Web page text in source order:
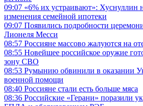
09:07 «6% их устраивают»: Хуснуллин
изменения семейной ипотеки
09:07 Появились подробности
Лионеля Месси
08:57 Россияне массово жалуются на
08:55 Новейшее российское оружие
зону СВО
08:53 Румынию обвинили в оказании
военной помощи
08:40 Россияне стали есть больше мяса
08:36 Российские «Герани» поразили